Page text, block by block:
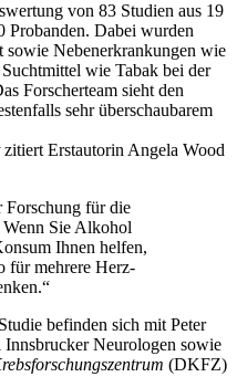
von 83 Studien aus 19
Probanden. Dabei wurden
sowie Nebenerkrankungen wie
wie Tabak bei der
Forscherteam sieht den
sehr überschaubarem
zitiert Erstautorin Angela Wood
Forschung für die
Sie Alkohol
Ihnen helfen,
für mehrere Herz-
befinden sich mit Peter
Neurologen sowie
(DKFZ)